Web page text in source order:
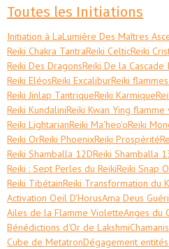
Toutes les Initiations
Initiation à LaLumière Des Maîtres
Reiki Chakra TantraReiki CelticReiki
Reiki Des DragonsReiki De la Cascade
Reiki EléosReiki ExcaliburReiki
Reiki Jinlap TantriqueReiki Karmique
Reiki KundaliniReiki Kwan Ying
Reiki LightarianReiki Ma'heo'oReiki
Reiki OrReiki PhoenixReiki Prospérité
Reiki Shamballa 12DReiki Shamballa
Reiki : Sept Perles du ReikiReiki Snap
Reiki TibétainReiki Transformation du
Activation Oeil D'HorusAma Deus
Ailes de la Flamme VioletteAnges du
Bénédictions d'Or de Lakshmi
Cube de MetatronDégagement